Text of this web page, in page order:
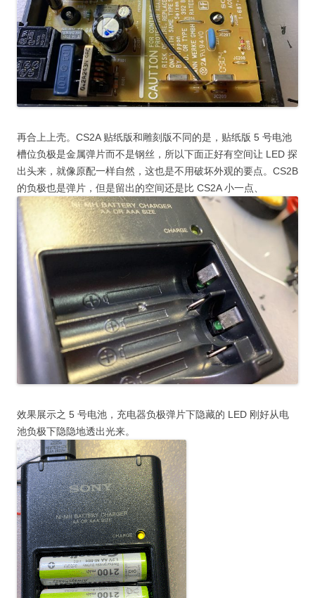
再合上上壳。CS2A 贴纸版和雕刻版不同的是，贴纸版 5 号电池
槽位负极是金属弹片而不是钢丝，所以下面正好有空间让 LED 探
出头来，就像原配一样自然，这也是不用破坏外观的要点。CS2B
的负极也是弹片，但是留出的空间还是比 CS2A 小一点、
效果展示之 5 号电池，充电器负极弹片下隐藏的 LED 刚好从电
池负极下隐隐地透出光来。